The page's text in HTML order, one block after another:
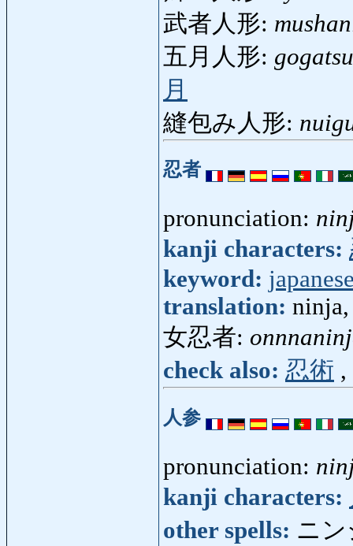
武者人形:
五月人形:
月
縫包み人形:
忍者
pronunciation:
kanji characters:
keyword:
translation:
女忍者:
check also: 忍術 ,
人参
pronunciation:
kanji characters:
other spells: ニ